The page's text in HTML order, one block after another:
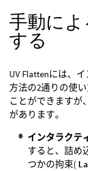
手動に
する
UV Flattenには、
方法の2通りの使
ことができますが
があります。
インタラクテ
すると、詰め
つかの拘束(